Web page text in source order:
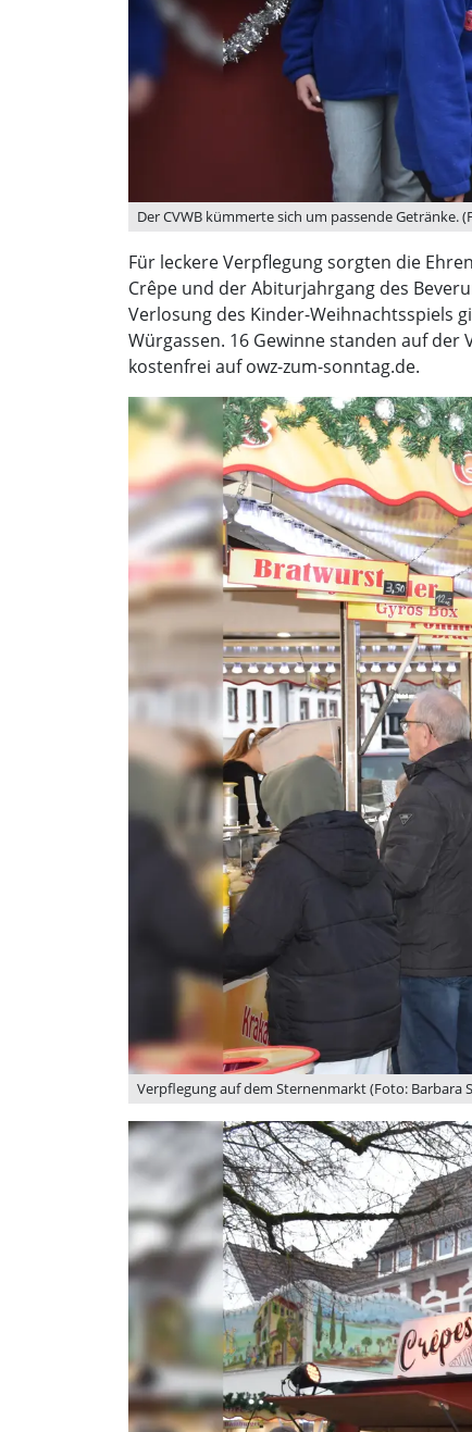
Der CVWB kümmerte sich um passende Getränke.
Für leckere Verpflegung sorgten die
Crêpe und der Abiturjahrgang des
Verlosung des Kinder-Weihnachtsspiels
Würgassen. 16 Gewinne standen auf
kostenfrei auf owz-zum-sonntag.de.
Verpflegung auf dem Sternenmarkt (Foto: Barbara